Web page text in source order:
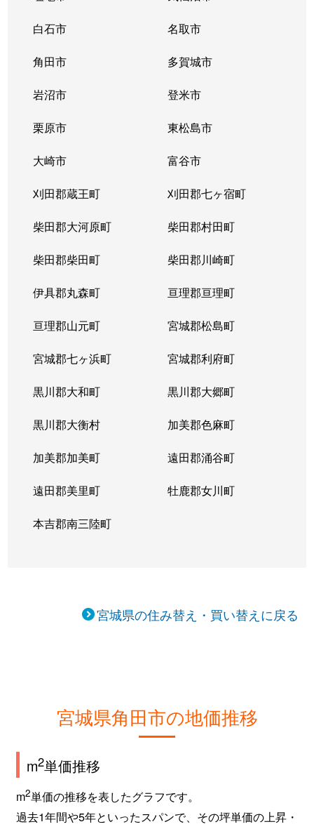
白石市 名取市
角田市 多賀城市
岩沼市 登米市
栗原市 東松島市
大崎市 富谷市
刈田郡蔵王町 刈田郡七ヶ宿町
柴田郡大河原町 柴田郡村田町
柴田郡柴田町 柴田郡川崎町
伊具郡丸森町 亘理郡亘理町
亘理郡山元町 宮城郡松島町
宮城郡七ヶ浜町 宮城郡利府町
黒川郡大和町 黒川郡大郷町
黒川郡大衡村 加美郡色麻町
加美郡加美町 遠田郡涌谷町
遠田郡美里町 牡鹿郡女川町
本吉郡南三陸町
宮城県の住み替え・買い替えに戻る
宮城県角田市の地価推移
m2単価推移
m2単価の推移を表したグラフです。
過去1年間や5年といったスパンで、その坪単価の上昇・